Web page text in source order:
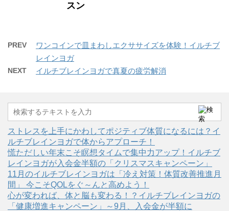
スン
PREV
ワンコインで皿まわしエクササイズを体験！イルチブ
レインヨガ
NEXT イルチブレインヨガで真夏の疲労解消
ストレスを上手にかわしてポジティブ体質になるには？イ
ルチブレインヨガで体からアプローチ！
慌ただしい年末こそ瞑想タイムで集中力アップ！イルチブ
レインヨガが入会金半額の「クリスマスキャンペーン」
11月のイルチブレインヨガは「冷え対策！体質改善推進月
間」 今こそQOLをぐ～んと高めよう！
心が変われば、体と脳も変わる！？イルチブレインヨガの
「健康増進キャンペーン」～9月、入会金が半額に